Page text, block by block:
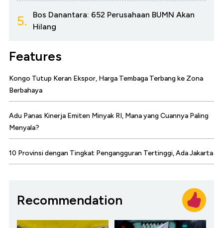
5.
Bos Danantara: 652 Perusahaan BUMN Akan
Hilang
Features
Kongo Tutup Keran Ekspor, Harga Tembaga Terbang ke Zona
Berbahaya
Adu Panas Kinerja Emiten Minyak RI, Mana yang Cuannya Paling
Menyala?
10 Provinsi dengan Tingkat Pengangguran Tertinggi, Ada Jakarta
Recommendation